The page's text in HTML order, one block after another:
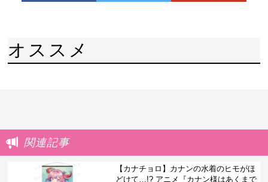
オススメ
関連記事
【カナチョロ】カナンの水着のヒモがほ
どけて…!? アニメ『カナン様はあくまで